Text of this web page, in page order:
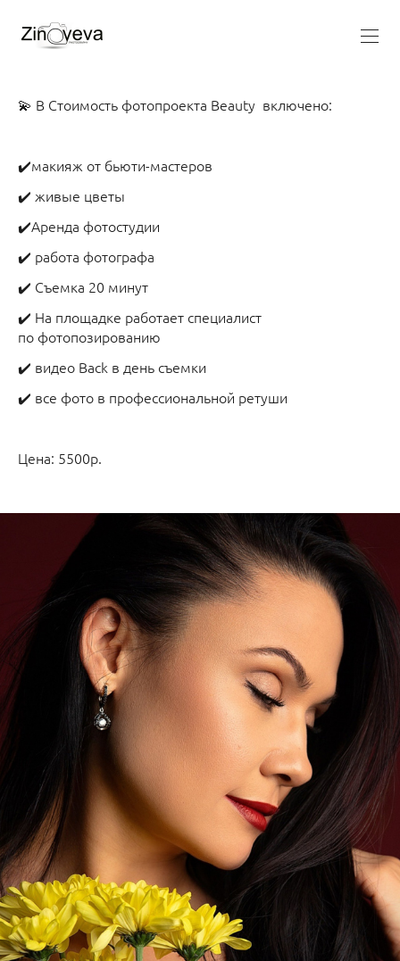
💫 В Стоимость фотопроекта Beauty включено:
✔️макияж от бьюти-мастеров
✔️ живые цветы
✔️Аренда фотостудии
✔️ работа фотографа
✔️ Съемка 20 минут
✔️ На площадке работает специалист
по фотопозированию
✔️ видео Back в день съемки
✔️ все фото в профессиональной ретуши
Цена: 5500р.